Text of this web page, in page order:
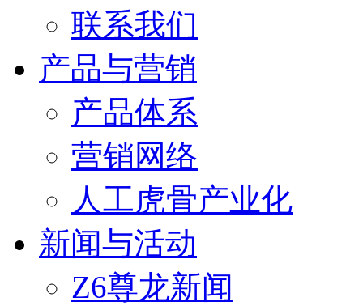
联系我们
产品与营销
产品体系
营销网络
人工虎骨产业化
新闻与活动
Z6尊龙新闻